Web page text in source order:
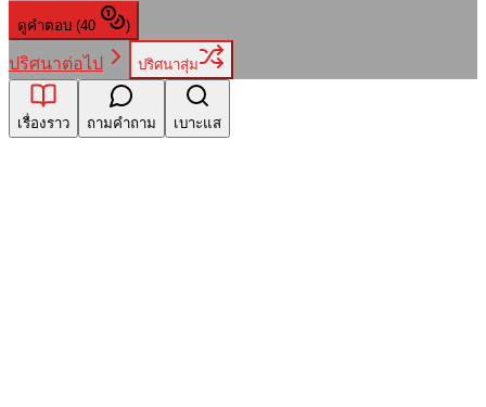
ดูคำตอบ (40 )
ปริศนาต่อไป ปริศนาสุ่ม
เรื่องราว ถามคำถาม เบาะแส